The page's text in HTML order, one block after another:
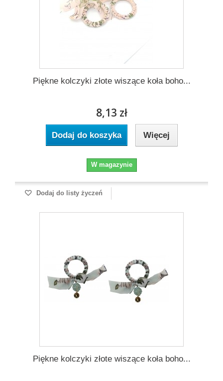
Piękne kolczyki złote wiszące koła boho...
8,13 zł
Dodaj do koszyka Więcej
W magazynie
Dodaj do listy życzeń
Piękne kolczyki złote wiszące koła boho...